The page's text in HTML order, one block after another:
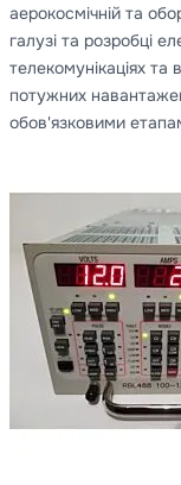
аерокосмічній та
галузі та розробці
телекомунікаціях та
потужних
обов'язковими